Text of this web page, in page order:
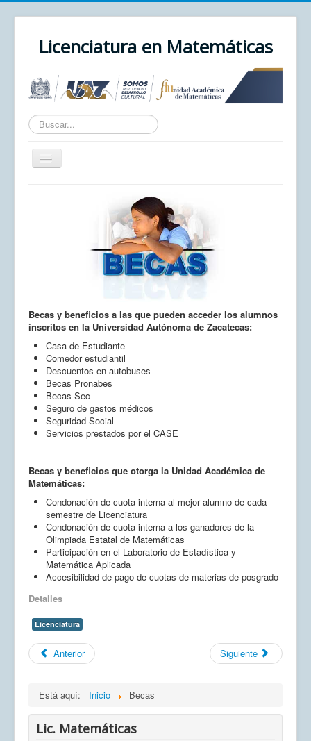
Licenciatura en Matemáticas
Texto
a
buscar...
Cambiar
navegación
Unidad Académica
Becas y beneficios a las que pueden acceder los alumnos
inscritos en la Universidad Autónoma de Zacatecas:
Casa de Estudiante
Comedor estudiantil
Descuentos en autobuses
Becas Pronabes
Becas Sec
Seguro de gastos médicos
Seguridad Social
Servicios prestados por el CASE
Becas y beneficios que otorga la Unidad Académica de
Matemáticas:
Condonación de cuota interna al mejor alumno de cada
semestre de Licenciatura
Condonación de cuota interna a los ganadores de la
Olimpiada Estatal de Matemáticas
Participación en el Laboratorio de Estadística y
Matemática Aplicada
Accesibilidad de pago de cuotas de materias de posgrado
Detalles
Licenciatura
Anterior Siguiente
Está aquí: Inicio Becas
Lic. Matemáticas